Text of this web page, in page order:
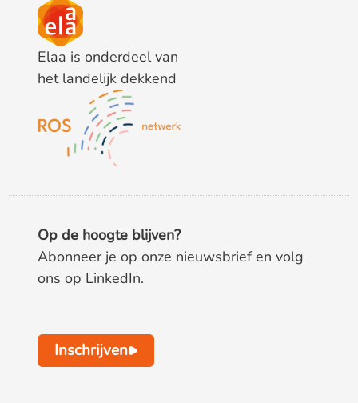
Elaa is onderdeel van
het landelijk dekkend
Op de hoogte blijven?
Abonneer je op onze nieuwsbrief en volg
ons op LinkedIn.
Inschrijven